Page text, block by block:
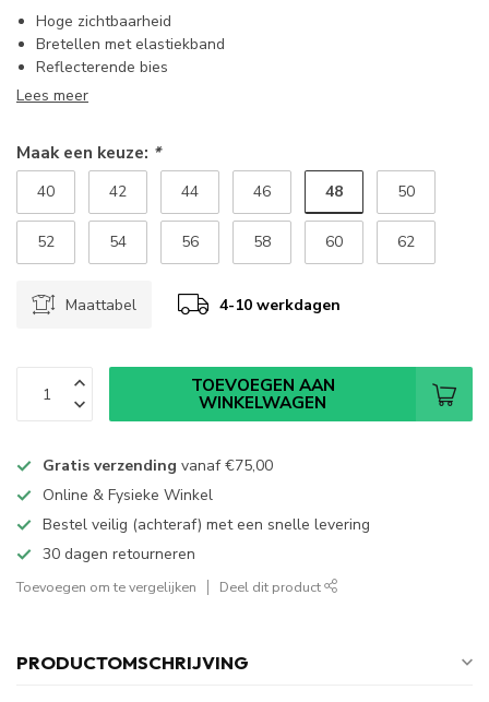
Hoge zichtbaarheid
Bretellen met elastiekband
Reflecterende bies
Lees meer
Maak een keuze: *
40 42 44 46 48 50
52 54 56 58 60 62
Maattabel 4-10 werkdagen
TOEVOEGEN AAN
WINKELWAGEN
Gratis verzending vanaf€75,00
Online & Fysieke Winkel
Bestel veilig (achteraf) met een snelle levering
30 dagen retourneren
Toevoegen om te vergelijken Deel dit product
PRODUCTOMSCHRIJVING